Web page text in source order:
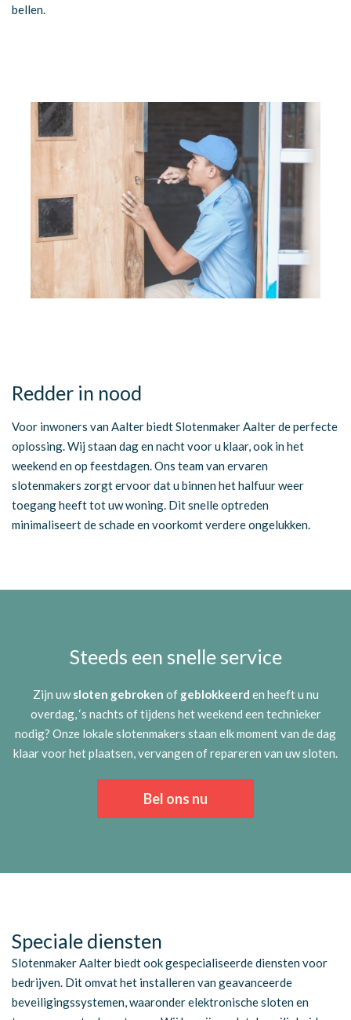
bellen.
Redder in nood
Voor inwoners van Aalter biedt Slotenmaker Aalter de perfecte
oplossing. Wij staan dag en nacht voor u klaar, ook in het
weekend en op feestdagen. Ons team van ervaren
slotenmakers zorgt ervoor dat u binnen het halfuur weer
toegang heeft tot uw woning. Dit snelle optreden
minimaliseert de schade en voorkomt verdere ongelukken.
Steeds een snelle service
Zijn uwsloten gebroken of geblokkeerd en heeft u nu
overdag, ‘s nachts of tijdens het weekend een technieker
nodig? Onze lokale slotenmakers staan elk moment van de dag
klaar voor het plaatsen, vervangen of repareren van uw sloten.
Bel ons nu
Speciale diensten
Slotenmaker Aalter biedt ook gespecialiseerde diensten voor
bedrijven. Dit omvat het installeren van geavanceerde
beveiligingssystemen, waaronder elektronische sloten en